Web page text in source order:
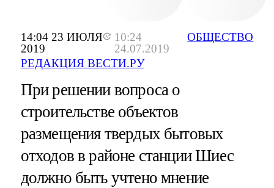
14:04 23 ИЮЛЯ
2019
10:24
24.07.2019
РЕДАКЦИЯ ВЕСТИ.РУ
ОБЩЕСТВО
При решении вопроса о
строительстве объектов
размещения твердых бытовых
отходов в районе станции Шиес
должно быть учтено мнение